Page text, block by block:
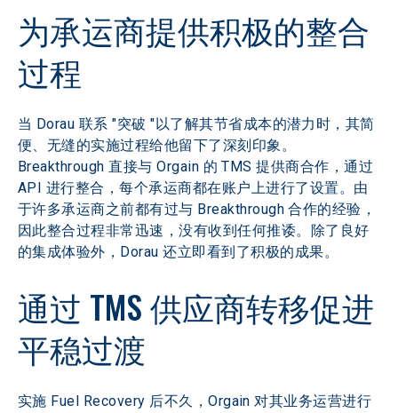
为承运商提供积极的整合
过程
当 Dorau 联系 "突破 "以了解其节省成本的潜力时，其简
便、无缝的实施过程给他留下了深刻印象。
Breakthrough 直接与 Orgain 的 TMS 提供商合作，通过
API 进行整合，每个承运商都在账户上进行了设置。由
于许多承运商之前都有过与 Breakthrough 合作的经验，
因此整合过程非常迅速，没有收到任何推诿。除了良好
的集成体验外，Dorau 还立即看到了积极的成果。
通过 TMS 供应商转移促进
平稳过渡
实施 Fuel Recovery 后不久，Orgain 对其业务运营进行